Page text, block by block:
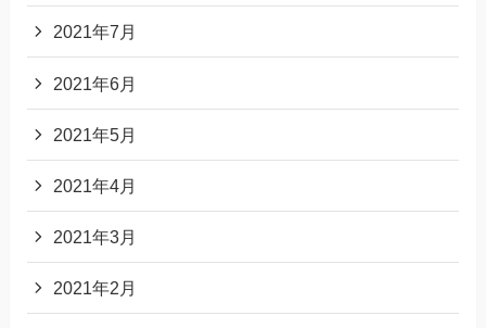
2021年7月
2021年6月
2021年5月
2021年4月
2021年3月
2021年2月